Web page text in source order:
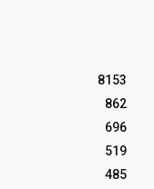
8153
862
696
519
485